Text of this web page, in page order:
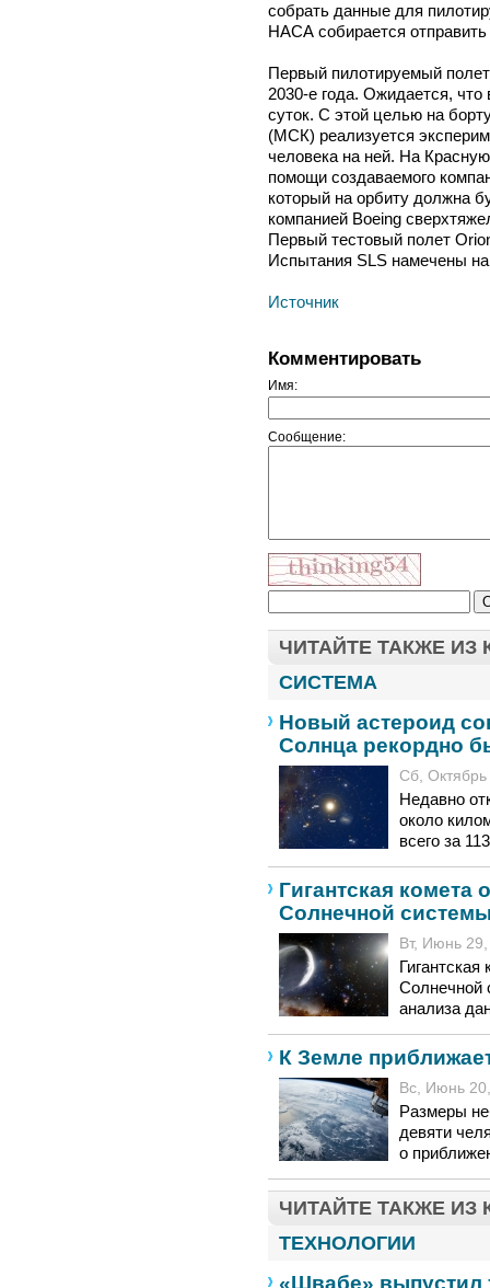
собрать данные для
НАСА собирается отправить
Первый пилотируемый
2030-е года. Ожидается,
суток. С этой целью на
(МСК) реализуется
человека на ней. На
помощи создаваемого
который на орбиту должна
компанией Boeing
Первый тестовый полет
Испытания SLS намечены на
Источник
Комментировать
Имя:
Сообщение:
ЧИТАЙТЕ ТАКЖЕ ИЗ
СИСТЕМА
Новый астероид
Солнца рекордно
Сб,
Недавно
около
всего за
Гигантская комета
Солнечной
Вт, Июнь
Солнечной
анализа
К Земле
Вс, Июнь
Размеры
девяти
о
ЧИТАЙТЕ ТАКЖЕ ИЗ
ТЕХНОЛОГИИ
«Швабе» выпустил